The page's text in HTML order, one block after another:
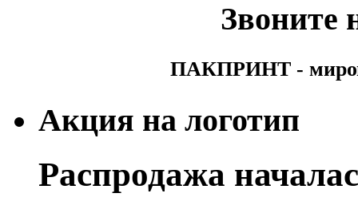
Звоните
ПАКПРИНТ -
Акция на логотип
Распродажа